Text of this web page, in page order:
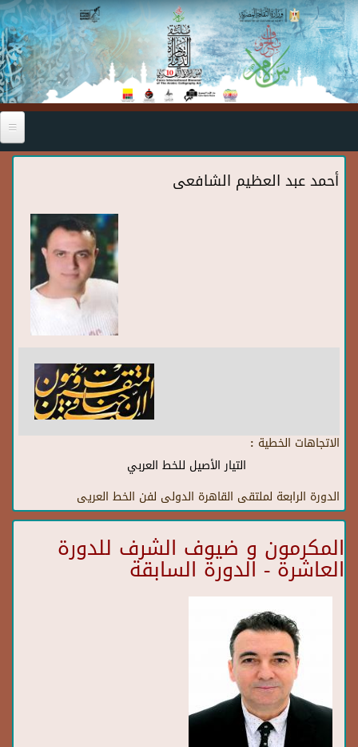
Skip to main content
أحمد عبد العظيم الشافعى
الاتجاهات الخطية :
التيار الأصيل للخط العربي
الدورة الرابعة لملتقى القاهرة الدولى لفن الخط العريى
المكرمون و ضيوف الشرف للدورة
العاشرة - الدورة السابقة